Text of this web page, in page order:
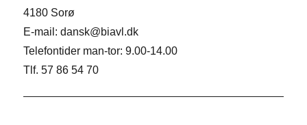
4180 Sorø
E-mail: dansk@biavl.dk
Telefontider man-tor: 9.00-14.00
Tlf. 57 86 54 70